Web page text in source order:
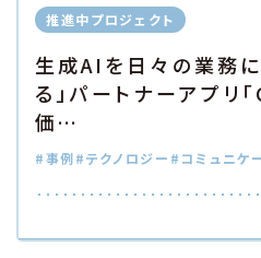
推進中プロジェクト
生成AIを日々の業務
る」パートナーアプリ
価…
#事例#テクノロジー #コミュニケ